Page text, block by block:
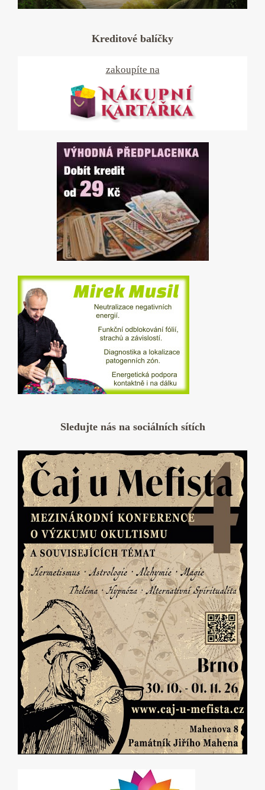
Kreditové balíčky
zakoupíte na
Sledujte nás na sociálních sítích